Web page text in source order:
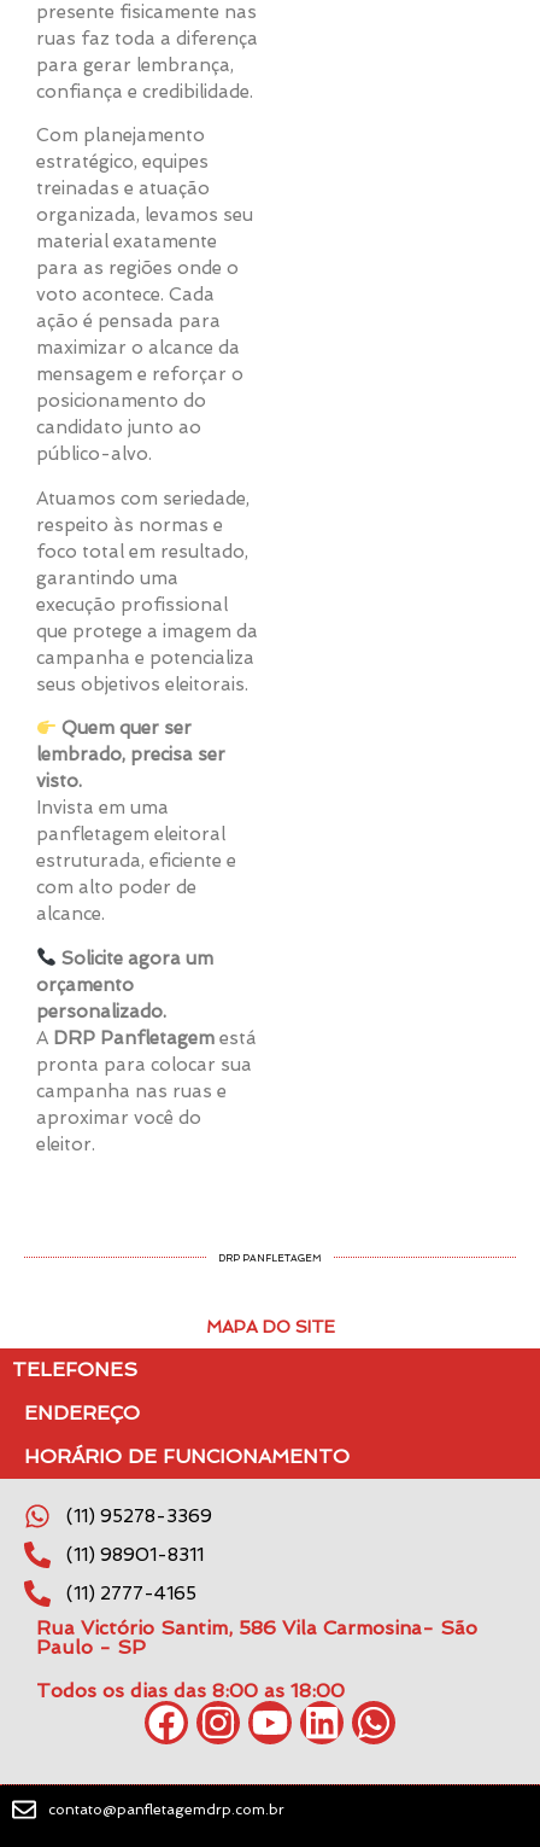
presente fisicamente nas
ruas faz toda a diferença
para gerar lembrança,
confiança e credibilidade.
Com planejamento
estratégico, equipes
treinadas e atuação
organizada, levamos seu
material exatamente
para as regiões onde o
voto acontece. Cada
ação é pensada para
maximizar o alcance da
mensagem e reforçar o
posicionamento do
candidato junto ao
público-alvo.
Atuamos com seriedade,
respeito às normas e
foco total em resultado,
garantindo uma
execução profissional
que protege a imagem da
campanha e potencializa
seus objetivos eleitorais.
Quem quer ser
lembrado, precisa ser
visto.
Invista em uma
panfletagem eleitoral
estruturada, eficiente e
com alto poder de
alcance.
Solicite agora um
orçamento
personalizado.
A DRP Panfletagem está
pronta para colocar sua
campanha nas ruas e
aproximar você do
eleitor.
DRP PANFLETAGEM
MAPA DO SITE
TELEFONES
ENDEREÇO
HORÁRIO DE FUNCIONAMENTO
(11) 95278-3369
(11) 98901-8311
(11) 2777-4165
Rua Victório Santim, 586 Vila Carmosina- São
Paulo - SP
Todos os dias das 8:00 as 18:00
contato@panfletagemdrp.com.br